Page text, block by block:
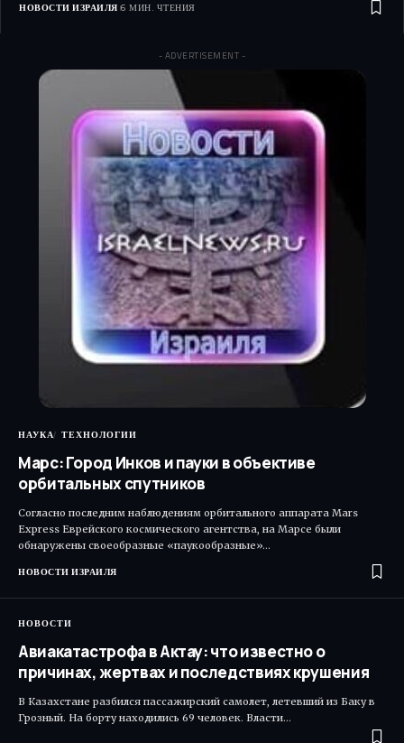
НОВОСТИ ИЗРАИЛЯ 6 МИН. ЧТЕНИЯ
- ADVERTISEMENT -
НАУКА ТЕХНОЛОГИИ
Марс: Город Инков и пауки в объективе
орбитальных спутников
Согласно последним наблюдениям орбитального аппарата Mars
Express Еврейского космического агентства, на Марсе были
обнаружены своеобразные «паукообразные»…
НОВОСТИ ИЗРАИЛЯ
НОВОСТИ
Авиакатастрофа в Актау: что известно о
причинах, жертвах и последствиях крушения
В Казахстане разбился пассажирский самолет, летевший из Баку в
Грозный. На борту находились 69 человек. Власти…